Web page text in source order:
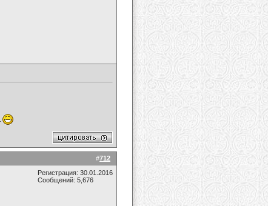
#712
Регистрация: 30.01.2016
Сообщений: 5,676